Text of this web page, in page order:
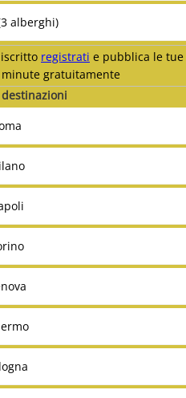
alberghi)
registrati e pubblica le tue
gratuitamente